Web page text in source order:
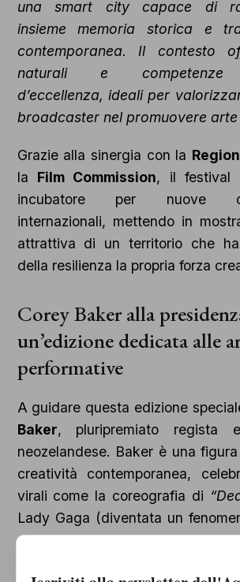
una smart city capace di
insieme memoria storica e
contemporanea. Il contesto
naturali e competenze
d’eccellenza, ideali per
broadcaster nel promuovere arte
Grazie alla sinergia con la
la Film Commission, il festival
incubatore per nuove co-
internazionali, mettendo in
attrattiva di un territorio che
della resilienza la propria forza
Corey Baker alla
un’edizione dedicata alle
performative
A guidare questa edizione
Baker, pluripremiato regista
neozelandese. Baker è una
creatività contemporanea,
virali come la coreografia di
Lady Gaga (diventata un
serie Netflix